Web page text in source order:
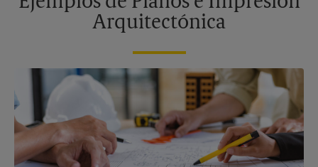
Arquitectónica